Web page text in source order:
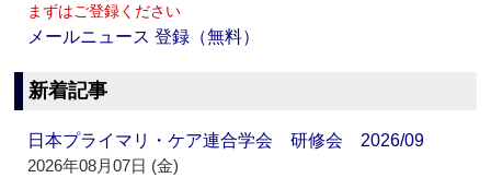
まずはご登録ください
メールニュース 登録（無料）
新着記事
日本プライマリ・ケア連合学会 研修会 2026/09
2026年08月07日 (金)